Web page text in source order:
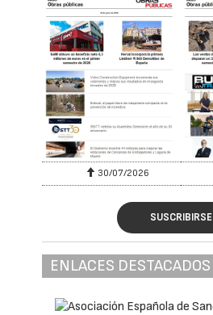
30/07/2026
SUSCRIBIRSE
ENLACES DESTACADOS